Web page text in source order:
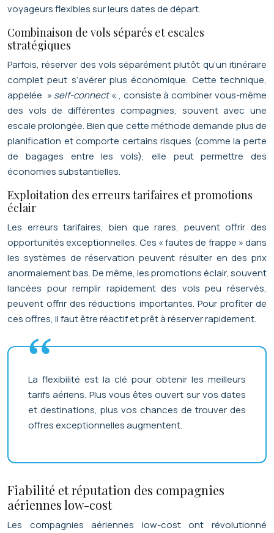
voyageurs flexibles sur leurs dates de départ.
Combinaison de vols séparés et escales
stratégiques
Parfois, réserver des vols séparément plutôt qu’un itinéraire
complet peut s’avérer plus économique. Cette technique,
appelée » self-connect« , consiste à combiner vous-même
des vols de différentes compagnies, souvent avec une
escale prolongée. Bien que cette méthode demande plus de
planification et comporte certains risques (comme la perte
de bagages entre les vols), elle peut permettre des
économies substantielles.
Exploitation des erreurs tarifaires et promotions
éclair
Les erreurs tarifaires, bien que rares, peuvent offrir des
opportunités exceptionnelles. Ces « fautes de frappe » dans
les systèmes de réservation peuvent résulter en des prix
anormalement bas. De même, les promotions éclair, souvent
lancées pour remplir rapidement des vols peu réservés,
peuvent offrir des réductions importantes. Pour profiter de
ces offres, il faut être réactif et prêt à réserver rapidement.
La flexibilité est la clé pour obtenir les meilleurs
tarifs aériens. Plus vous êtes ouvert sur vos dates
et destinations, plus vos chances de trouver des
offres exceptionnelles augmentent.
Fiabilité et réputation des compagnies
aériennes low-cost
Les compagnies aériennes low-cost ont révolutionné